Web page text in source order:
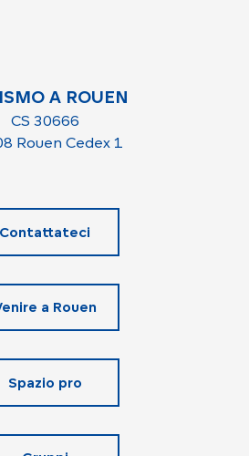
A ROUEN
CS 30666
Rouen Cedex 1
Contattateci
a Rouen
Spazio pro